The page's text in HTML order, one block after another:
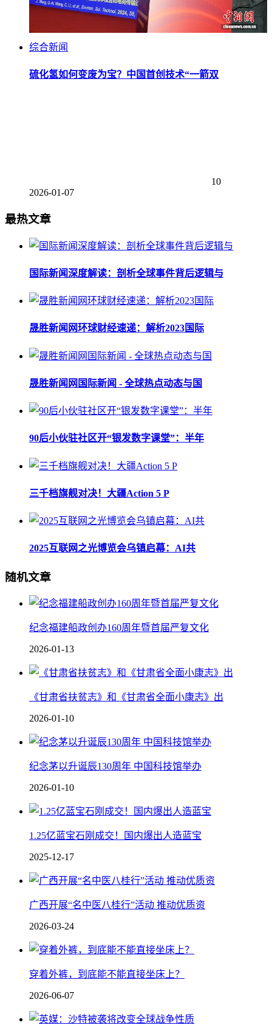
综合新闻
硫化氢如何变废为宝？中国首创技术“一箭双
10
2026-01-07
最热文章
国际新闻深度解读：剖析全球事件背后逻辑与
晟胜新闻网环球财经速递：解析2023国际
晟胜新闻网国际新闻 - 全球热点动态与国
90后小伙驻社区开“银发数字课堂”：半年
三千档旗舰对决！大疆Action 5 P
2025互联网之光博览会乌镇启幕：AI共
随机文章
纪念福建船政创办160周年暨首届严复文化
2026-01-13
《甘肃省扶贫志》和《甘肃省全面小康志》出
2026-01-10
纪念茅以升诞辰130周年 中国科技馆举办
2026-01-10
1.25亿蓝宝石刚成交！国内爆出人造蓝宝
2025-12-17
广西开展“名中医八桂行”活动 推动优质资
2026-03-24
穿着外裤，到底能不能直接坐床上？
2026-06-07